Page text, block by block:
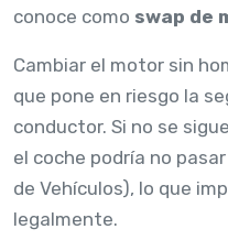
conoce como swap de
Cambiar el motor sin
que pone en riesgo la
conductor. Si no se
el coche podría no
de Vehículos), lo que
legalmente.